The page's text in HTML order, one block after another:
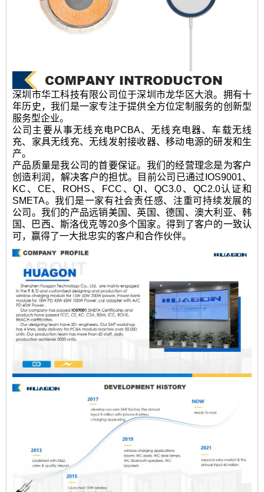
深圳市华工科技有限公司位于深圳市龙华区大浪。拥有十
年历史，我们是一家专注于提供全方位定制服务的创新型
服务型企业。
公司主要从事无线充电PCBA、无线充电器、车载无线
充、家具无线充、无线发射接收器、移动电源的研发和生
产。
产品质量是我公司的首要保证。我们的经营理念是为客户
创造利润，解决客户的担忧。目前公司已通过IOS9001、
KC、CE、ROHS、FCC、QI、QC3.0、QC2.0认证和
SMETA。我们是一家有社会责任感、注重可持续发展的
公司。我们的产品远销美国、英国、德国、澳大利亚、韩
国、巴西、斯洛伐克等20多个国家。得到了客户的一致认
可，赢得了一大批忠实的客户和合作伙伴。